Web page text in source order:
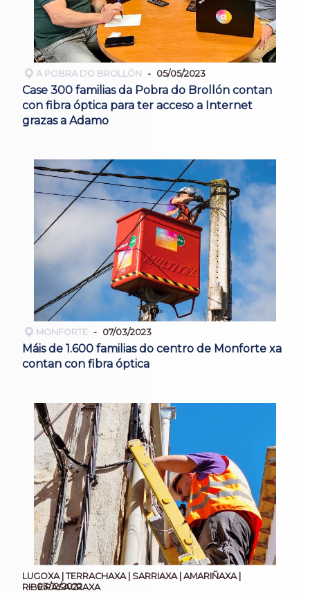
A POBRA DO BROLLÓN 05/05/2023
Case 300 familias da Pobra do Brollón contan
con fibra óptica para ter acceso a Internet
grazas a Adamo
MONFORTE 07/03/2023
Máis de 1.600 familias do centro de Monforte xa
contan con fibra óptica
LUGOXA | TERRACHAXA | SARRIAXA | AMARIÑAXA |
RIBEIRASACRAXA
03/12/2022